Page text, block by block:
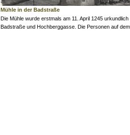
Mühle in der Badstraße
Die Mühle wurde erstmals am 11. April 1245
Badstraße und Hochberggasse. Die Personen auf